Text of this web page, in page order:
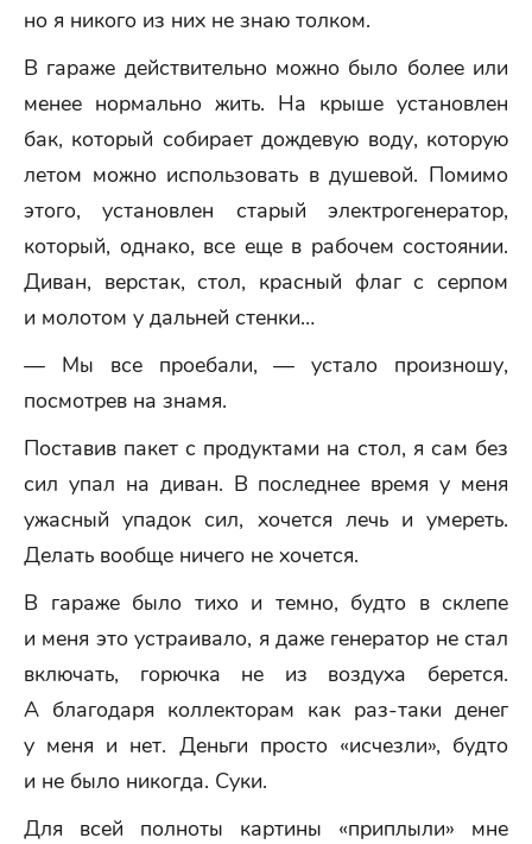
но я никого из них не знаю толком.
В гараже действительно можно было более или
менее нормально жить. На крыше установлен
бак, который собирает дождевую воду, которую
летом можно использовать в душевой. Помимо
этого, установлен старый электрогенератор,
который, однако, все еще в рабочем состоянии.
Диван, верстак, стол, красный флаг с серпом
и молотом у дальней стенки…
— Мы все проебали, — устало произношу,
посмотрев на знамя.
Поставив пакет с продуктами на стол, я сам без
сил упал на диван. В последнее время у меня
ужасный упадок сил, хочется лечь и умереть.
Делать вообще ничего не хочется.
В гараже было тихо и темно, будто в склепе
и меня это устраивало, я даже генератор не стал
включать, горючка не из воздуха берется.
А благодаря коллекторам как раз-таки денег
у меня и нет. Деньги просто «исчезли», будто
и не было никогда. Суки.
Для всей полноты картины «приплыли» мне